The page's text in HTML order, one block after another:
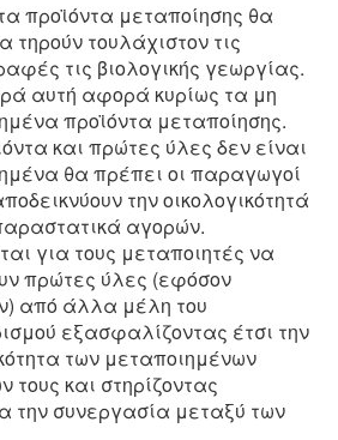
προϊόντα μεταποίησης θα
τηρούν τουλάχιστον τις
τις βιολογικής γεωργίας.
αυτή αφορά κυρίως τα μη
προϊόντα μεταποίησης.
και πρώτες ύλες δεν είναι
θα πρέπει οι παραγωγοί
την οικολογικότητά
αγορών.
για τους μεταποιητές να
πρώτες ύλες (εφόσον
από άλλα μέλη του
εξασφαλίζοντας έτσι την
των μεταποιημένων
τους και στηρίζοντας
την συνεργασία μεταξύ των